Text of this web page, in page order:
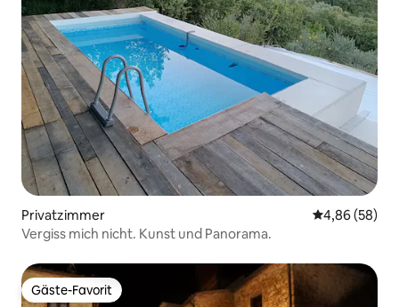
Privatzimmer
4,86 (58)
Vergiss mich nicht. Kunst und Panorama.
Gäste-Favorit
Gäste-Favorit